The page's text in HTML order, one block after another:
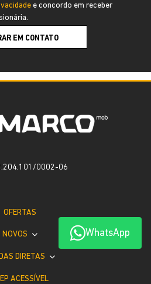
e concordo em receber
EM CONTATO
WhatsApp
0002-06
OFERTAS
NOVOS
DIRETAS
ACESSÍVEL